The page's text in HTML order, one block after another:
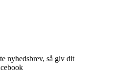
nyhedsbrev, så giv dit